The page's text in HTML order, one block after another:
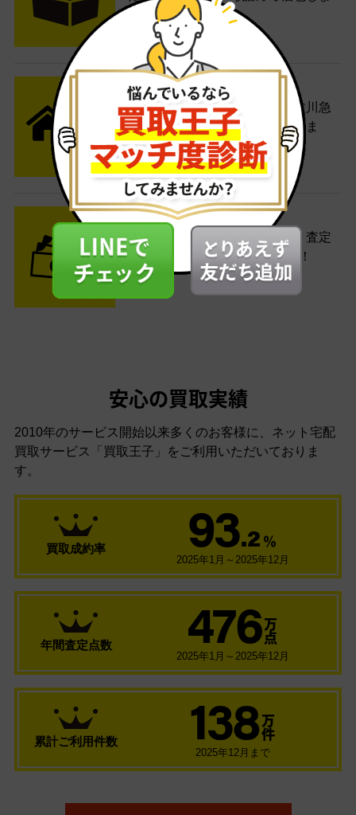
STEP2 発送
送料無料でご自宅から発送！佐川急
便がご自宅まで引き取りに伺いま
す。
STEP3 ご入金
査定結果はメールでお知らせ。査定
結果がOKなら金額をお支払い！
安心の買取実績
2010年のサービス開始以来多くのお客様に、 ネット宅配
買取サービス「買取王子」をご利用いただいておりま
す。
買取成約率 93.2 ％
2025年1月～2025年12月
年間査定点数 476 万
点
2025年1月～2025年12月
累計ご利用件数 138 万
件
2025年12月まで